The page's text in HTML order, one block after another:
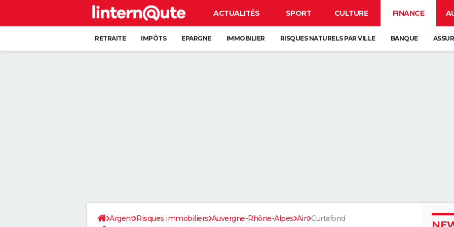
ACTUALITÉS SPORT CULTURE FINANCE
RETRAITE IMPÔTS EPARGNE IMMOBILIER RISQUES NATURELS PAR VILLE BANQUE
Argent Risques immobiliers Auvergne-Rhône-Alpes Ain Curtafond